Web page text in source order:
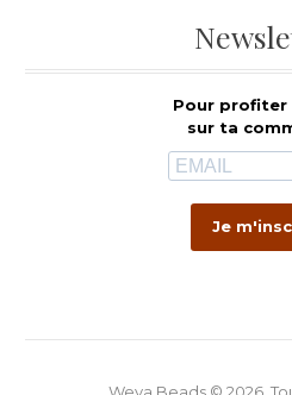
Pour profiter
sur ta
Je